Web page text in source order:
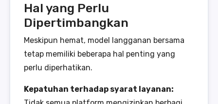
Hal yang Perlu
Dipertimbangkan
Meskipun hemat, model langganan bersama
tetap memiliki beberapa hal penting yang
perlu diperhatikan.
Kepatuhan terhadap syarat layanan: